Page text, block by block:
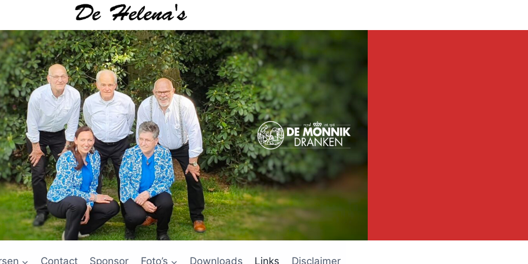
Contact Sponsor Foto’s Downloads Links Disclaimer